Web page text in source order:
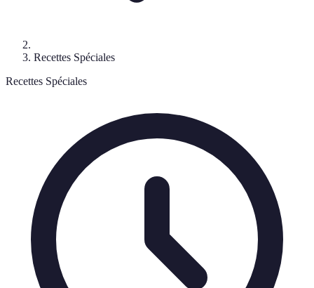
Recettes Spéciales
Recettes Spéciales